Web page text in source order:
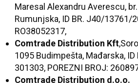
Maresal Alexandru Averescu,
Rumunjska, ID BR. J40/13761/
RO38052317,
Comtrade Distribution Kft
1095 Budimpešta, Mađarska, ID
301303, POREZNI BROJ:
Comtrade Distribution d.o.o.